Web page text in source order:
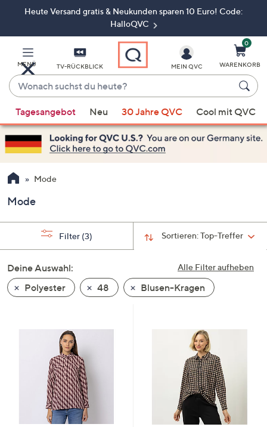
ZumHeute Versand gratis & Neukunden sparen 10 Euro! Code:
HalloQVC
MENÜ TV-RÜCKBLICK
Wonach
suchst
du
heute?
Vorschläge
verfügbar
sind,
verwenden
Sie
Pfeiltasten
nach
und
nach
unten
oder
MEIN QVC
0
WARENKORB
Tagesangebot Neu 30 Jahre QVC Cool mit QVC
Mode
Mode
Sortieren:Top-Treffer
Filter (3)
Alle Filter aufheben
Deine Auswahl:
Polyester
48 Blusen-Kragen